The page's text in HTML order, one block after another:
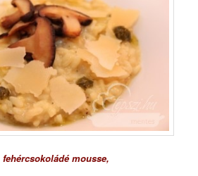
fehércsokoládé mousse,